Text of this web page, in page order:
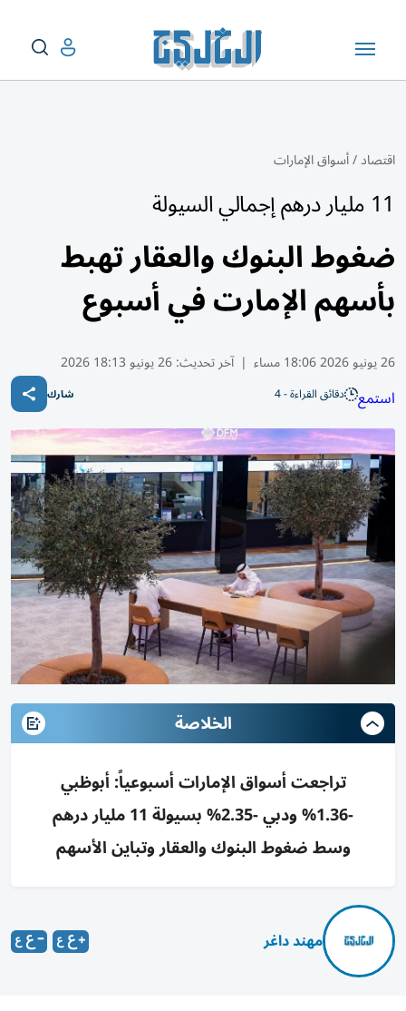
اقتصاد/أسواق الإمارات
11 مليار درهم إجمالي السيولة
ضغوط البنوك والعقار تهبط
بأسهم الإمارت في أسبوع
26 يونيو 2026 18:06 مساء | آخر تحديث:26 يونيو 18:13 2026
استمع دقائق القراءة - 4 شارك
الخلاصة
تراجعت أسواق الإمارات أسبوعياً: أبوظبي
-1.36% ودبي -2.35% بسيولة 11 مليار درهم
وسط ضغوط البنوك والعقار وتباين الأسهم
مهند داغر